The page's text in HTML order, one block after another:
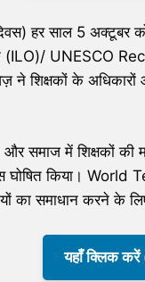
हर साल 5 अक्टूबर को
(ILO)/ UNESCO
ने शिक्षकों के
समाज में शिक्षकों की
घोषित किया।
का समाधान करने
यहाँ क्लिक